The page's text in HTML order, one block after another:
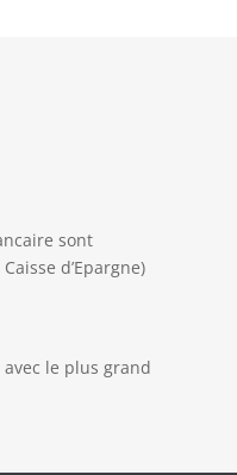
sont
d’Epargne)
le plus grand